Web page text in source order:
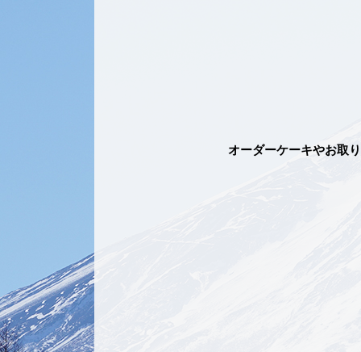
オーダーケーキやお取